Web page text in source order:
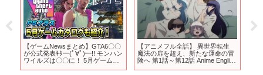
【ゲームNewsまとめ】GTA6〇〇
が公式発表ｷﾀ━(ﾟ∀ﾟ)━!! モンハン
ワイルズは〇〇に！ 5月ゲームカ
【アニメフル全話】 異世界転生
魔法の扉を超え、新たな運命の冒
険へ 第1話～第12話 Anime English